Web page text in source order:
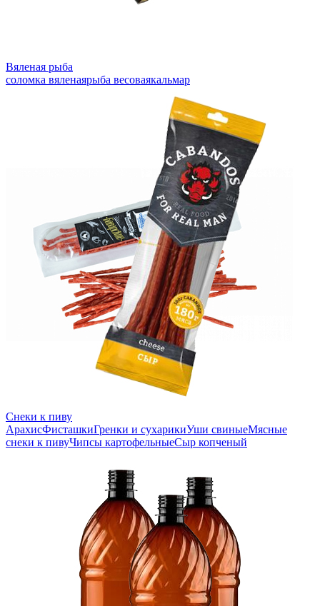
Вяленая рыба
соломка вяленаярыба весоваякальмар
Снеки к пиву
АрахисФисташкиГренки и сухарикиУши свиныеМясные
снеки к пивуЧипсы картофельныеСыр копченый